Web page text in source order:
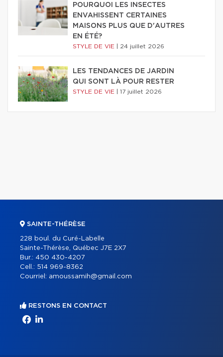
POURQUOI LES INSECTES
ENVAHISSENT CERTAINES
MAISONS PLUS QUE D'AUTRES
EN ÉTÉ?
STYLE DE VIE 24 juillet 2026
LES TENDANCES DE JARDIN
QUI SONT LÀ POUR RESTER
STYLE DE VIE 17 juillet 2026
SAINTE-THÉRÈSE
228 boul. du Curé-Labelle
Sainte-Thérèse, Québec J7E 2X7
Bur.: 450 430-4207
Cell.: 514 969-8362
Courriel: amoussamih@gmail.com
RESTONS EN CONTACT